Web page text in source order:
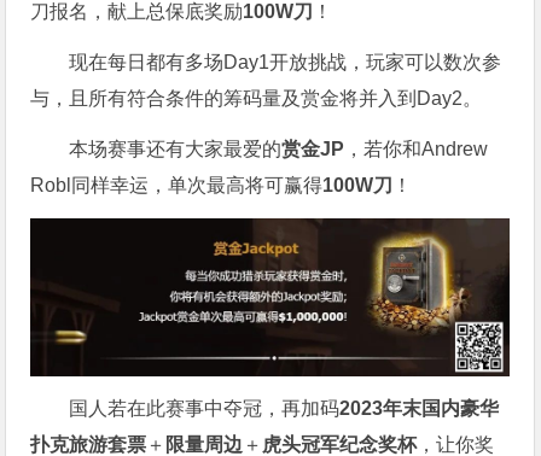
刀报名，献上总保底奖励100W刀 ！
现在每日都有多场Day1开放挑战，玩家可以数次参
与，且所有符合条件的筹码量及赏金将并入到Day2。
本场赛事还有大家最爱的赏金JP ，若你和Andrew
Robl同样幸运，单次最高将可赢得100W刀 ！
国人若在此赛事中夺冠，再加码2023年末国内豪华
扑克旅游套票 ＋ 限量周边 ＋ 虎头冠军纪念奖杯，让你奖